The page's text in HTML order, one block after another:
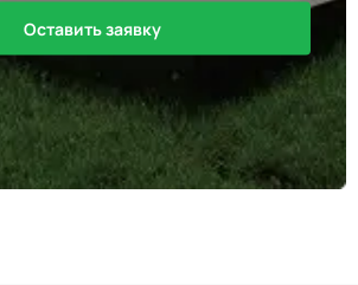
Оставить заявку